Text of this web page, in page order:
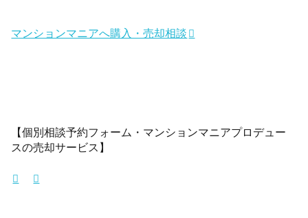
マンションマニアへ購入・売却相談
【個別相談予約フォーム・マンションマニアプロデュー
スの売却サービス】